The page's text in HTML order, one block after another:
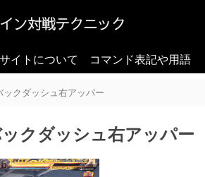
イトについて コマンド表記や用語
ックダッシュ右アッパー
クダッシュ右アッパー